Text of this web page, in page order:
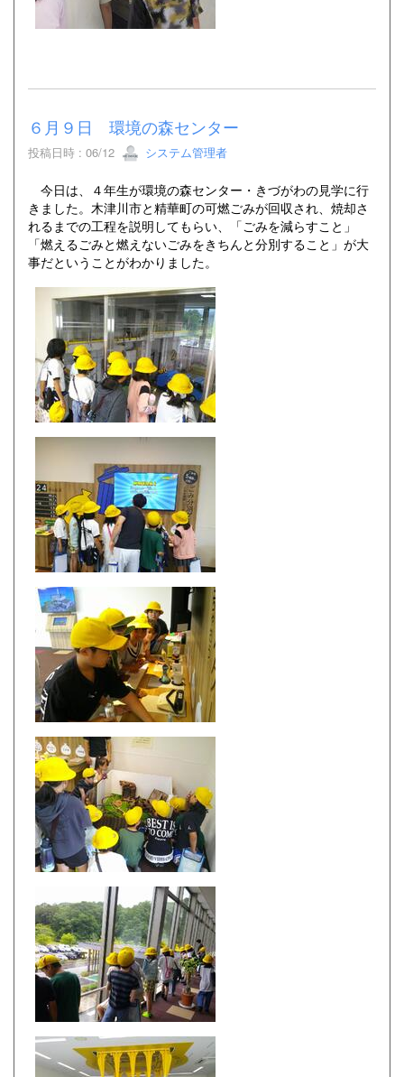
６月９日 環境の森センター
投稿日時 : 06/12 システム管理者
今日は、４年生が環境の森センター・きづがわの見学に行
きました。木津川市と精華町の可燃ごみが回収され、焼却さ
れるまでの工程を説明してもらい、「ごみを減らすこと」
「燃えるごみと燃えないごみをきちんと分別すること」が大
事だということがわかりました。